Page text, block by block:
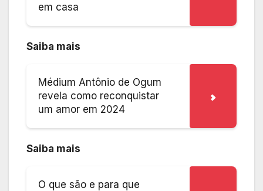
em casa
Saiba mais
Médium Antônio de Ogum
revela como reconquistar
um amor em 2024
Saiba mais
O que são e para que